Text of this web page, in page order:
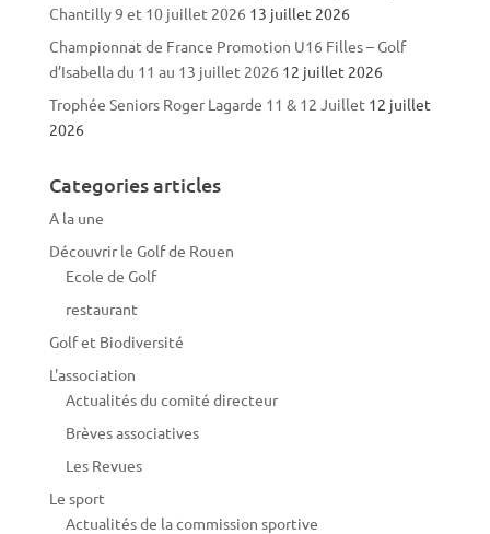
Chantilly 9 et 10 juillet 2026 13 juillet 2026
Championnat de France Promotion U16 Filles – Golf
d’Isabella du 11 au 13 juillet 2026 12 juillet 2026
Trophée Seniors Roger Lagarde 11 & 12 Juillet 12 juillet
2026
Categories articles
A la une
Découvrir le Golf de Rouen
Ecole de Golf
restaurant
Golf et Biodiversité
L'association
Actualités du comité directeur
Brèves associatives
Les Revues
Le sport
Actualités de la commission sportive